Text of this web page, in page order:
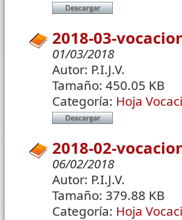
2018-03-
01/03/2018
Autor: P.I.J.V.
Tamaño: 450.05 KB
Categoría: Hoja
2018-02-
06/02/2018
Autor: P.I.J.V.
Tamaño: 379.88 KB
Categoría: Hoja